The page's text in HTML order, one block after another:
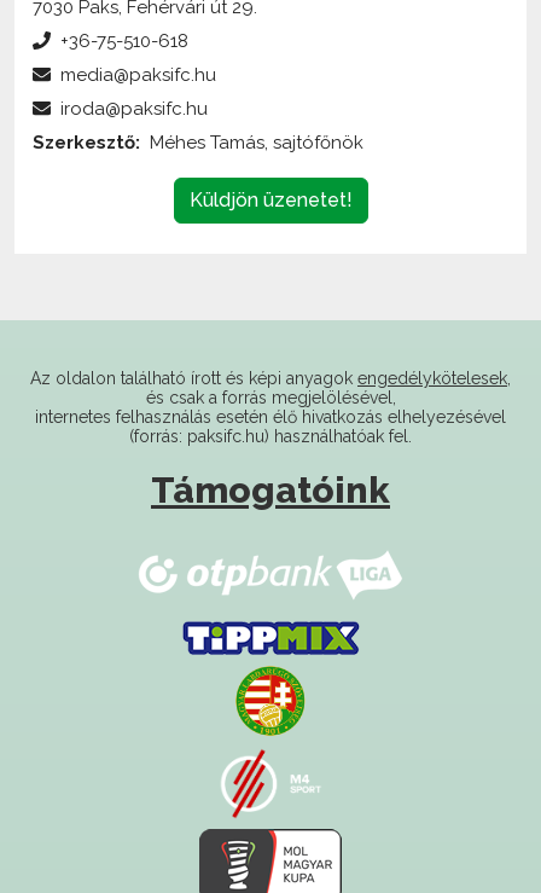
Küldjön üzenetet!
internetes felhasználás esetén élő hivatkozás elhelyezésével
(forrás: paksifc.hu) használhatóak fel.
Támogatóink